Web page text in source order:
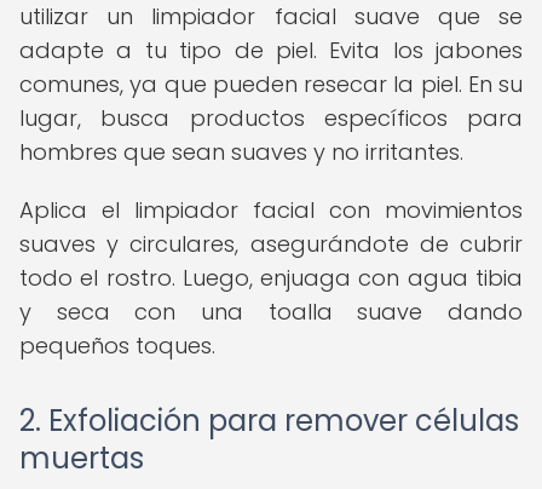
utilizar un limpiador facial suave que se
adapte a tu tipo de piel. Evita los jabones
comunes, ya que pueden resecar la piel. En su
lugar, busca productos específicos para
hombres que sean suaves y no irritantes.
Aplica el limpiador facial con movimientos
suaves y circulares, asegurándote de cubrir
todo el rostro. Luego, enjuaga con agua tibia
y seca con una toalla suave dando
pequeños toques.
2. Exfoliación para remover células
muertas